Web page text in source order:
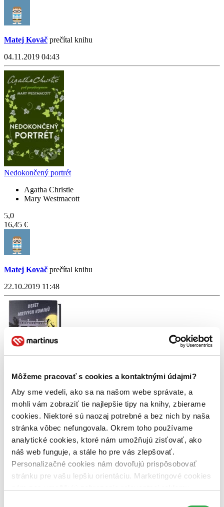
Môžeme pracovať s cookies a kontaktnými údajmi?
Aby sme vedeli, ako sa na našom webe správate, a
mohli vám zobraziť tie najlepšie tipy na knihy, zbierame
cookies. Niektoré sú naozaj potrebné a bez nich by naša
stránka vôbec nefungovala. Okrem toho používame
analytické cookies, ktoré nám umožňujú zisťovať, ako
náš web funguje, a stále ho pre vás zlepšovať.
Personalizačné cookies nám dovoľujú prispôsobovať
stránku pre vašu lepšiu orientáciu. Marketingové cookies
Matej Kováč prečítal knihu
04.11.2019 04:43
Nedokončený portrét
Agatha Christie
Mary Westmacott
5,0
16,45 €
Matej Kováč prečítal knihu
22.10.2019 11:48
Fred van Lente
4,0
18,75 €
Matej Kováčprečítal knihu
22.10.2019 11:48